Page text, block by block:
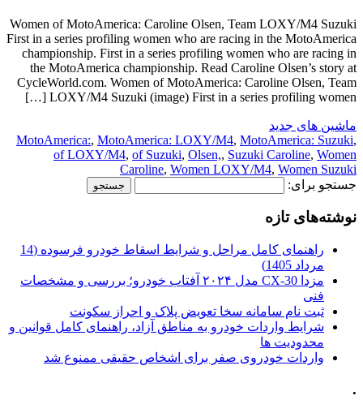
Women of MotoAmerica: Caroline Olsen, Team LOXY/M4 Suzuki
First in a series profiling women who are racing in the MotoAmerica
championship. First in a series profiling women who are racing in
the MotoAmerica championship. Read Caroline Olsen’s story at
CycleWorld.com. Women of MotoAmerica: Caroline Olsen, Team
LOXY/M4 Suzuki (image) First in a series profiling women […]
ماشین های جدید
MotoAmerica:, MotoAmerica: LOXY/M4, MotoAmerica: Suzuki,
of LOXY/M4, of Suzuki, Olsen,, Suzuki Caroline, Women
Caroline, Women LOXY/M4, Women Suzuki
جستجو برای:
نوشته‌های تازه
راهنمای کامل مراحل و شرایط اسقاط خودرو فرسوده (14
مرداد 1405)
مزدا CX-30 مدل ۲۰۲۴ آفتاب خودرو؛ بررسی و مشخصات
فنی
ثبت نام سامانه سخا تعویض پلاک و احراز سکونت
شرایط واردات خودرو به مناطق آزاد، راهنمای کامل قوانین و
محدودیت ها
واردات خودروی صفر برای اشخاص حقیقی ممنوع شد
.